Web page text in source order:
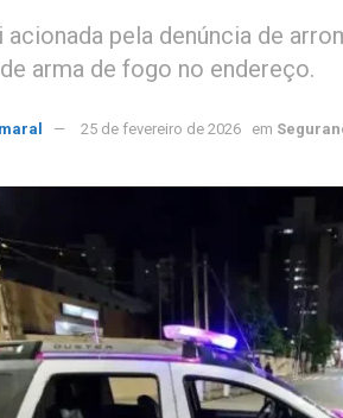
pela denúncia de
arma de fogo no endereço.
25 de fevereiro de 2026 em